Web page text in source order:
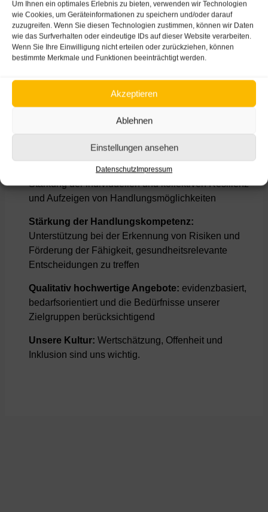
Um Ihnen ein optimales Erlebnis zu bieten, verwenden wir Technologien
wie Cookies, um Geräteinformationen zu speichern und/oder darauf
zuzugreifen. Wenn Sie diesen Technologien zustimmen, können wir Daten
wie das Surfverhalten oder eindeutige IDs auf dieser Website verarbeiten.
Wenn Sie Ihre Einwilligung nicht erteilen oder zurückziehen, können
bestimmte Merkmale und Funktionen beeinträchtigt werden.
Akzeptieren
Ablehnen
Einstellungen ansehen
DatenschutzImpressum
Gewaltprävention an. Wir stärken die individuelle und
kollektive Resilienz, machen Risiken bewusst und
zeigen die Vielfalt der Handlungsmöglichkeiten auf.
Damit unterstützen wir die Entwicklung der
evidenzbasiert und speziell auf den Bedarf – unter
Berücksichtigung der Bedürfnisse unserer Zielgruppen
Offenheit und Inklusion ist uns wichtig.
Information, Aufklärung und Unterstützung:
Stärkung der individuellen und kollektiven Resilienz
und Aufzeigen von Handlungsmöglichkeiten
Stärkung der Handlungskompetenz:
Unterstützung bei der Erkennung von Risiken und
Förderung der Fähigkeit, gesundheitsrelevante
Entscheidungen zu treffen
Qualitativ hochwertige Angebote: evidenzbasiert,
bedarfsorientiert und die Bedürfnisse unserer
Zielgruppen berücksichtigend
Unsere Kultur: Wertschätzung, Offenheit und
Inklusion sind uns wichtig.